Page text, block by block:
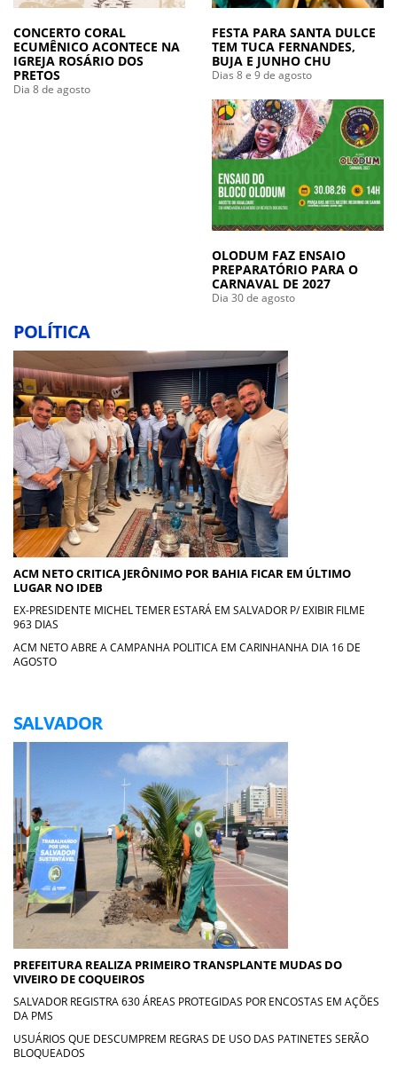
CONCERTO CORAL
ECUMÊNICO ACONTECE NA
IGREJA ROSÁRIO DOS
PRETOS
Dia 8 de agosto
FESTA PARA SANTA DULCE
TEM TUCA FERNANDES,
BUJA E JUNHO CHU
Dias 8 e 9 de agosto
OLODUM FAZ ENSAIO
PREPARATÓRIO PARA O
CARNAVAL DE 2027
Dia 30 de agosto
POLÍTICA
ACM NETO CRITICA JERÔNIMO POR BAHIA FICAR EM ÚLTIMO
LUGAR NO IDEB
EX-PRESIDENTE MICHEL TEMER ESTARÁ EM SALVADOR P/ EXIBIR FILME
963 DIAS
ACM NETO ABRE A CAMPANHA POLITICA EM CARINHANHA DIA 16 DE
AGOSTO
SALVADOR
PREFEITURA REALIZA PRIMEIRO TRANSPLANTE MUDAS DO
VIVEIRO DE COQUEIROS
SALVADOR REGISTRA 630 ÁREAS PROTEGIDAS POR ENCOSTAS EM AÇÕES
DA PMS
USUÁRIOS QUE DESCUMPREM REGRAS DE USO DAS PATINETES SERÃO
BLOQUEADOS